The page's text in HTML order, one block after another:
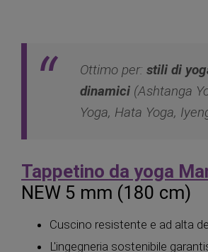
Ottimo per: stili di
dinamici (Ashtanga
Yoga, Hata Yoga,
Tappetino da yoga
NEW 5 mm (180 cm)
Cuscino resistente e ad alta
L'ingegneria sostenibile